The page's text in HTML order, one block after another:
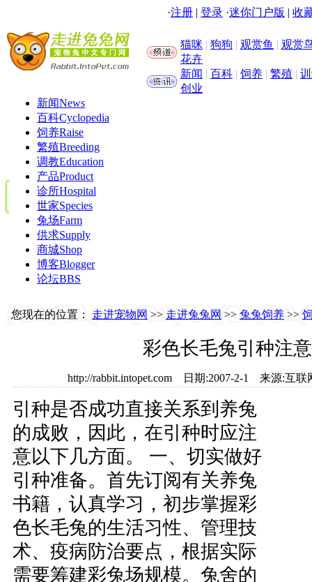
·注册 | 登录 ·迷你门户版 | 收
猫咪 | 狗狗 | 观赏鱼 | 观赏
花卉
新闻 | 百科 | 饲养 | 繁殖 |
创业
新闻News
百科Cyclopedia
饲养Raise
繁殖Breeding
调教Education
产品Product
诊所Hospital
世家Species
兔场Farm
供求Supply
商城Shop
博客Blogger
论坛BBS
您现在的位置： 走进宠物网 >> 走进兔兔网 >> 兔兔饲养 >>
彩色长毛兔引种注
http://rabbit.intopet.com 日期:2007-2-1 来源:互
引种是否成功直接关系到养兔
的成败，因此，在引种时应注
意以下几方面。 一、切实做好
引种准备。首先订阅有关养兔
书籍，认真学习，初步掌握彩
色长毛兔的生活习性、管理技
术、疫病防治要点，根据实际
需要筹建彩兔场规模。兔舍的